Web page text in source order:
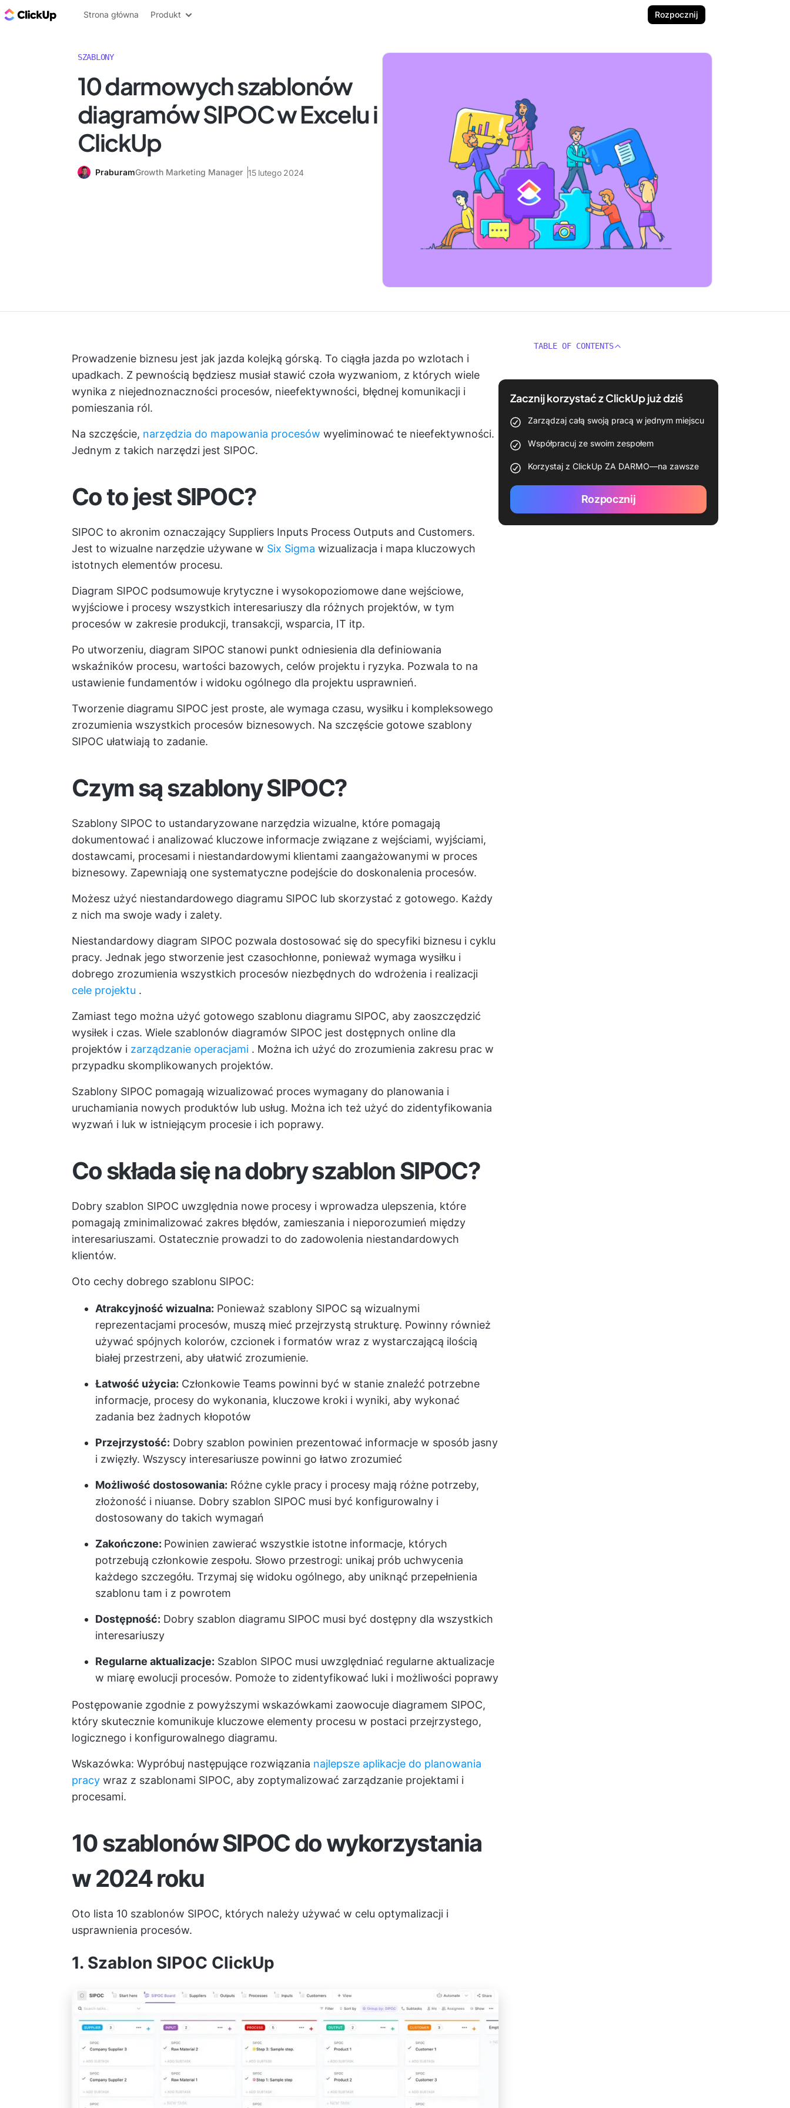
ClickUp Blog
Strona główna Produkt Rozpocznij
SZABLONY
10 darmowych szablonów
diagramów SIPOC w Excelu i
ClickUp
PraburamGrowth Marketing Manager 15 lutego 2024
Prowadzenie biznesu jest jak jazda kolejką górską. To ciągła jazda po wzlotach i
upadkach. Z pewnością będziesz musiał stawić czoła wyzwaniom, z których wiele
wynika z niejednoznaczności procesów, nieefektywności, błędnej komunikacji i
pomieszania ról.
Na szczęście, narzędzia do mapowania procesów wyeliminować te nieefektywności.
Jednym z takich narzędzi jest SIPOC.
Co to jest SIPOC?
SIPOC to akronim oznaczający Suppliers Inputs Process Outputs and Customers.
Jest to wizualne narzędzie używane w Six Sigma wizualizacja i mapa kluczowych
istotnych elementów procesu.
Diagram SIPOC podsumowuje krytyczne i wysokopoziomowe dane wejściowe,
wyjściowe i procesy wszystkich interesariuszy dla różnych projektów, w tym
procesów w zakresie produkcji, transakcji, wsparcia, IT itp.
Po utworzeniu, diagram SIPOC stanowi punkt odniesienia dla definiowania
wskaźników procesu, wartości bazowych, celów projektu i ryzyka. Pozwala to na
ustawienie fundamentów i widoku ogólnego dla projektu usprawnień.
Tworzenie diagramu SIPOC jest proste, ale wymaga czasu, wysiłku i kompleksowego
zrozumienia wszystkich procesów biznesowych. Na szczęście gotowe szablony
SIPOC ułatwiają to zadanie.
Czym są szablony SIPOC?
Szablony SIPOC to ustandaryzowane narzędzia wizualne, które pomagają
dokumentować i analizować kluczowe informacje związane z wejściami, wyjściami,
dostawcami, procesami i niestandardowymi klientami zaangażowanymi w proces
biznesowy. Zapewniają one systematyczne podejście do doskonalenia procesów.
Możesz użyć niestandardowego diagramu SIPOC lub skorzystać z gotowego. Każdy
z nich ma swoje wady i zalety.
Niestandardowy diagram SIPOC pozwala dostosować się do specyfiki biznesu i cyklu
pracy. Jednak jego stworzenie jest czasochłonne, ponieważ wymaga wysiłku i
dobrego zrozumienia wszystkich procesów niezbędnych do wdrożenia i realizacji
cele projektu .
Zamiast tego można użyć gotowego szablonu diagramu SIPOC, aby zaoszczędzić
wysiłek i czas. Wiele szablonów diagramów SIPOC jest dostępnych online dla
projektów i zarządzanie operacjami . Można ich użyć do zrozumienia zakresu prac w
przypadku skomplikowanych projektów.
Szablony SIPOC pomagają wizualizować proces wymagany do planowania i
uruchamiania nowych produktów lub usług. Można ich też użyć do zidentyfikowania
wyzwań i luk w istniejącym procesie i ich poprawy.
Co składa się na dobry szablon SIPOC?
Dobry szablon SIPOC uwzględnia nowe procesy i wprowadza ulepszenia, które
pomagają zminimalizować zakres błędów, zamieszania i nieporozumień między
interesariuszami. Ostatecznie prowadzi to do zadowolenia niestandardowych
klientów.
Oto cechy dobrego szablonu SIPOC:
Atrakcyjność wizualna: Ponieważ szablony SIPOC są wizualnymi
reprezentacjami procesów, muszą mieć przejrzystą strukturę. Powinny również
używać spójnych kolorów, czcionek i formatów wraz z wystarczającą ilością
białej przestrzeni, aby ułatwić zrozumienie.
Łatwość użycia: Członkowie Teams powinni być w stanie znaleźć potrzebne
informacje, procesy do wykonania, kluczowe kroki i wyniki, aby wykonać
zadania bez żadnych kłopotów
Przejrzystość: Dobry szablon powinien prezentować informacje w sposób jasny
i zwięzły. Wszyscy interesariusze powinni go łatwo zrozumieć
Możliwość dostosowania: Różne cykle pracy i procesy mają różne potrzeby,
złożoność i niuanse. Dobry szablon SIPOC musi być konfigurowalny i
dostosowany do takich wymagań
Zakończone: Powinien zawierać wszystkie istotne informacje, których
potrzebują członkowie zespołu. Słowo przestrogi: unikaj prób uchwycenia
każdego szczegółu. Trzymaj się widoku ogólnego, aby uniknąć przepełnienia
szablonu tam i z powrotem
Dostępność: Dobry szablon diagramu SIPOC musi być dostępny dla wszystkich
interesariuszy
Regularne aktualizacje: Szablon SIPOC musi uwzględniać regularne aktualizacje
w miarę ewolucji procesów. Pomoże to zidentyfikować luki i możliwości poprawy
Postępowanie zgodnie z powyższymi wskazówkami zaowocuje diagramem SIPOC,
który skutecznie komunikuje kluczowe elementy procesu w postaci przejrzystego,
logicznego i konfigurowalnego diagramu.
Wskazówka: Wypróbuj następujące rozwiązania najlepsze aplikacje do planowania
pracy wraz z szablonami SIPOC, aby zoptymalizować zarządzanie projektami i
procesami.
10 szablonów SIPOC do wykorzystania
w 2024 roku
Oto lista 10 szablonów SIPOC, których należy używać w celu optymalizacji i
usprawnienia procesów.
1. Szablon SIPOC ClickUp
TABLE OF CONTENTS
Zacznij korzystać z ClickUp już dziś
Zarządzaj całą swoją pracą w jednym miejscu
Współpracuj ze swoim zespołem
Korzystaj z ClickUp ZA DARMO—na zawsze
Rozpocznij